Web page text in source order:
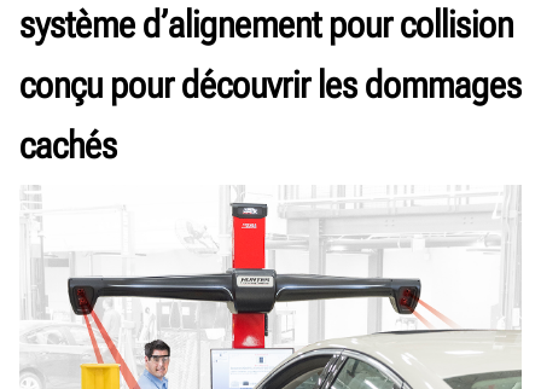
système d’alignement pour collision
conçu pour découvrir les dommages
cachés